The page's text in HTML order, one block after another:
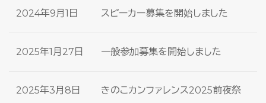
2024年9月1日 スピーカー募集を開始しました
2025年1月27日 一般参加募集を開始しました
2025年3月8日
きのこカンファレンス2025前夜祭